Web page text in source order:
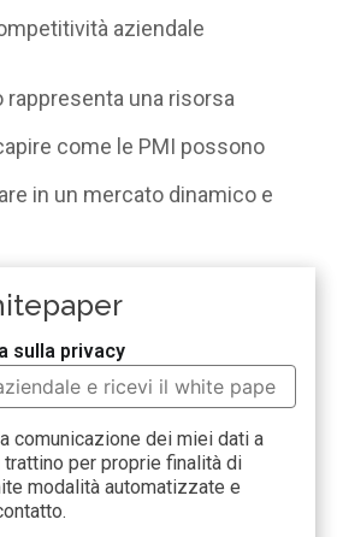
aziendale
una risorsa
come le PMI possono
in un mercato dinamico e
sulla privacy
comunicazione dei miei dati a
trattino per proprie finalità di
modalità automatizzate e